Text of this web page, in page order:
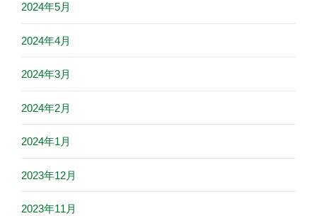
2024年5月
2024年4月
2024年3月
2024年2月
2024年1月
2023年12月
2023年11月